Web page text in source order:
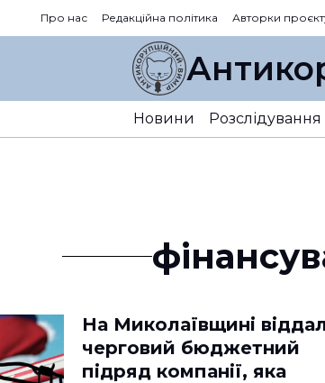
Про нас Редакційна політика Авторки
Новини Розслідування
На Миколаївщині
черговий бюджетний
підряд компанії, яка